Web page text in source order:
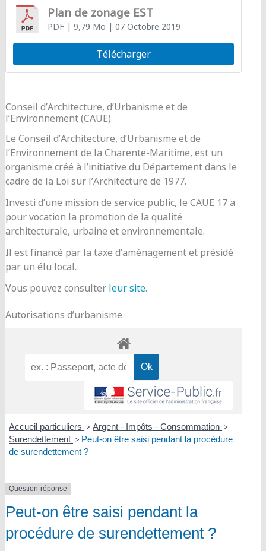
Plan de zonage EST
PDF| 9,79 Mo | 07 Octobre 2019
Télécharger
Conseil d’Architecture, d’Urbanisme et de
l’Environnement (CAUE)
Le Conseil d’Architecture, d’Urbanisme et de
l’Environnement de la Charente-Maritime, est un
organisme créé à l’initiative du Département dans le
cadre de la Loi sur l’Architecture de 1977.
Investi d’une mission de service public, le CAUE 17 a
pour vocation la promotion de la qualité
architecturale, urbaine et environnementale.
Il est financé par la taxe d’aménagement et présidé
par un élu local.
Vous pouvez consulter leur site.
Autorisations d’urbanisme
Accueil particuliers > Argent - Impôts - Consommation >
Surendettement > Peut-on être saisi pendant la procédure
de surendettement ?
Question-réponse
Peut-on être saisi pendant la
procédure de surendettement ?